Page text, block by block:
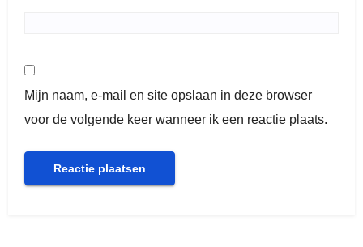
Mijn naam, e-mail en site opslaan in deze browser
voor de volgende keer wanneer ik een reactie plaats.